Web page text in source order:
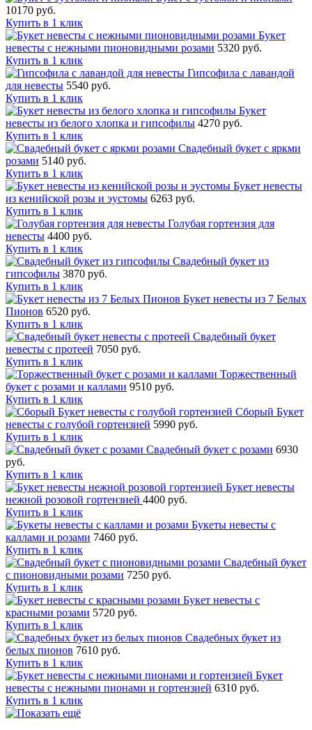
10170 руб.
Купить в 1 клик
Букет
невесты с нежными пионовидными розами 5320 руб.
Купить в 1 клик
Гипсофила с лавандой
для невесты 5540 руб.
Купить в 1 клик
Букет
невесты из белого хлопка и гипсофилы 4270 руб.
Купить в 1 клик
Свадебный букет с яркми
розами 5140 руб.
Купить в 1 клик
Букет невесты
из кенийской розы и эустомы 6263 руб.
Купить в 1 клик
Голубая гортензия для
невесты 4400 руб.
Купить в 1 клик
Свадебный букет из
гипсофилы 3870 руб.
Купить в 1 клик
Букет невесты из 7 Белых
Пионов 6520 руб.
Купить в 1 клик
Свадебный букет
невесты с протеей 7050 руб.
Купить в 1 клик
Торжественный
букет с розами и каллами 9510 руб.
Купить в 1 клик
Сборый Букет
невесты с голубой гортензией 5990 руб.
Купить в 1 клик
Свадебный букет с розами 6930
руб.
Купить в 1 клик
Букет невесты
нежной розовой гортензией 4400 руб.
Купить в 1 клик
Букеты невесты с
каллами и розами 7460 руб.
Купить в 1 клик
Свадебный букет
с пионовидными розами 7250 руб.
Купить в 1 клик
Букет невесты с
красными розами 5720 руб.
Купить в 1 клик
Свадебных букет из
белых пионов 7610 руб.
Купить в 1 клик
Букет
невесты с нежными пионами и гортензией 6310 руб.
Купить в 1 клик